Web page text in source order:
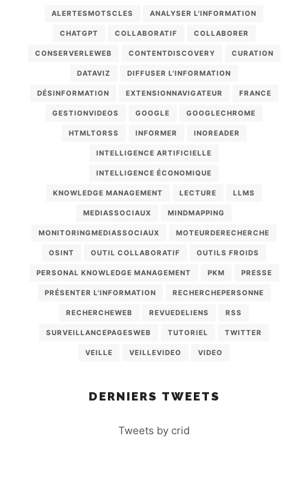
ALERTESMOTSCLES ANALYSER L'INFORMATION
CHATGPT COLLABORATIF COLLABORER
CONSERVERLEWEB CONTENTDISCOVERY CURATION
DATAVIZ DIFFUSER L'INFORMATION
DÉSINFORMATION EXTENSIONNAVIGATEUR FRANCE
GESTIONVIDEOS GOOGLE GOOGLECHROME
HTMLTORSS INFORMER INOREADER
INTELLIGENCE ARTIFICIELLE
INTELLIGENCE ÉCONOMIQUE
KNOWLEDGE MANAGEMENT LECTURE LLMS
MEDIASSOCIAUX MINDMAPPING
MONITORINGMEDIASSOCIAUX MOTEURDERECHERCHE
OSINT OUTIL COLLABORATIF OUTILS FROIDS
PERSONAL KNOWLEDGE MANAGEMENT PKM PRESSE
PRÉSENTER L'INFORMATION RECHERCHEPERSONNE
RECHERCHEWEB REVUEDELIENS RSS
SURVEILLANCEPAGESWEB TUTORIEL TWITTER
VEILLE VEILLEVIDEO VIDEO
DERNIERS TWEETS
Tweets by crid